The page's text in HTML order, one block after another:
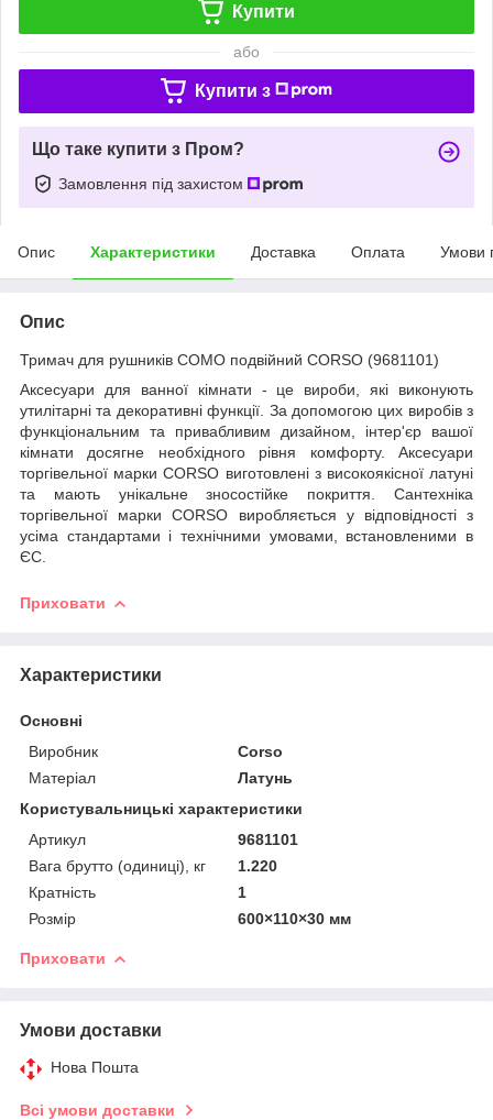
Купити
або
Купити з
Що таке купити з Пром?
Замовлення під захистом
Опис Характеристики Доставка Оплата Умови
Опис
Тримач для рушників COMO подвійний CORSO (9681101)
Аксесуари для ванної кімнати - це вироби, які виконують
утилітарні та декоративні функції. За допомогою цих виробів з
функціональним та привабливим дизайном, інтер'єр вашої
кімнати досягне необхідного рівня комфорту. Аксесуари
торгівельної марки CORSO виготовлені з високоякісної латуні
та мають унікальне зносостійке покриття. Сантехніка
торгівельної марки CORSO виробляється у відповідності з
усіма стандартами і технічними умовами, встановленими в
ЄС.
Приховати
Характеристики
Основні
Виробник
Corso
Матеріал
Латунь
Користувальницькі характеристики
Артикул
9681101
Вага брутто (одиниці), кг
1.220
Кратність
1
Розмір
600×110×30 мм
Приховати
Умови доставки
Нова Пошта
Всі умови доставки